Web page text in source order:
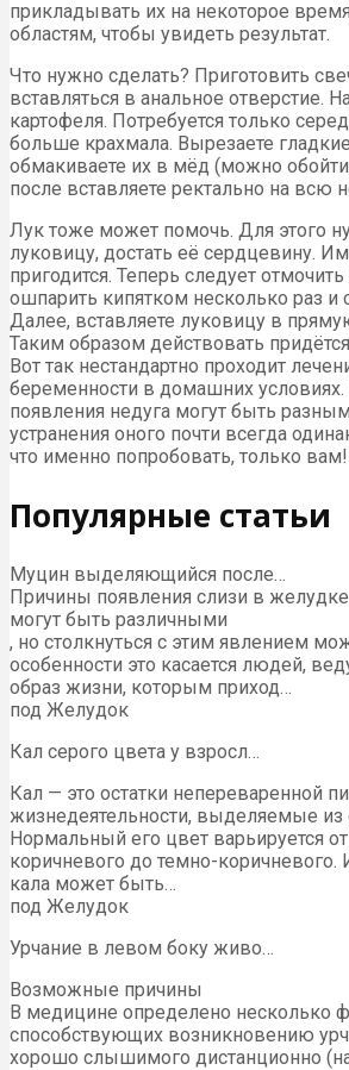
прикладывать их на некоторое
областям, чтобы увидеть результат.
Что нужно сделать? Приготовить
вставляться в анальное отверстие.
картофеля. Потребуется только
больше крахмала. Вырезаете
обмакиваете их в мёд (можно
после вставляете ректально на всю
Лук тоже может помочь. Для этого
луковицу, достать её сердцевину.
пригодится. Теперь следует
ошпарить кипятком несколько раз и
Далее, вставляете луковицу в
Таким образом действовать
Вот так нестандартно проходит
беременности в домашних
появления недуга могут быть
устранения оного почти всегда
что именно попробовать, только вам!
Популярные статьи
Муцин выделяющийся после…
Причины появления слизи в
могут быть различными
, но столкнуться с этим явлением
особенности это касается людей,
образ жизни, которым приход…
под Желудок
Кал серого цвета у взросл…
Кал — это остатки непереваренной
жизнедеятельности, выделяемые из
Нормальный его цвет варьируется
коричневого до темно-
кала может быть…
под Желудок
Урчание в левом боку живо…
Возможные причины
В медицине определено несколько
способствующих возникновению
хорошо слышимого дистанционно (на